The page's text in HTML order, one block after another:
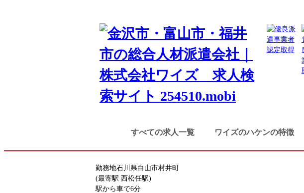
すべての求人一覧 ワイズのハケンの特徴
カーディーラーの受付・事務スタッフ
野々市市・白山市
事務系
NEW
kaihatsu_8313
勤務地石川県白山市村井町
(最寄駅 西松任駅)
駅から車で6分